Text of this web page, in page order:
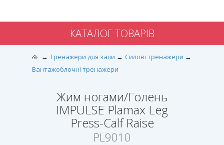
КАТАЛОГ ТОВАРІВ
Тренажери для зали
Силові тренажери
Вантажоблочні тренажери
Жим ногами/Голень
IMPULSE Plamax Leg
Press-Calf Raise
PL9010